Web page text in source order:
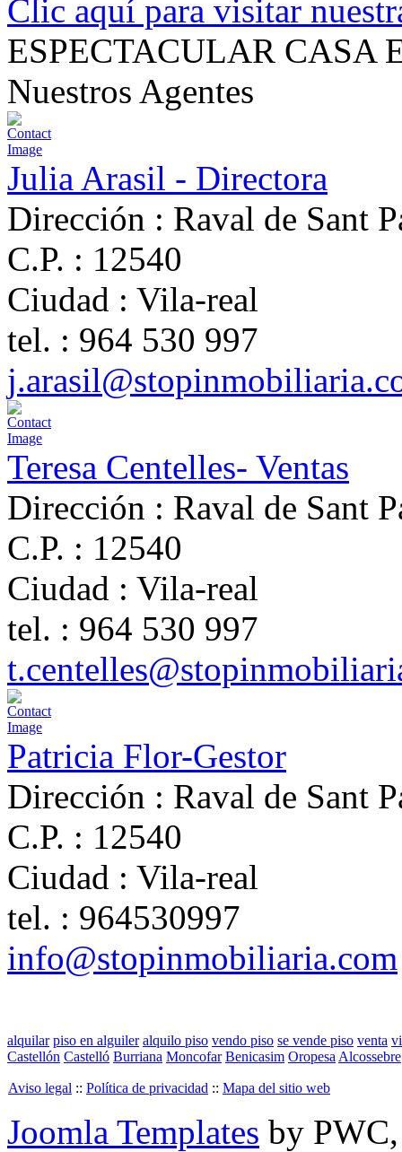
Clic aquí para visitar
ESPECTACULAR CASA
Nuestros Agentes
Julia Arasil - Directora
Dirección : Raval de Sant
C.P. : 12540
Ciudad : Vila-real
tel. : 964 530 997
Teresa Centelles- Ventas
Dirección : Raval de Sant
C.P. : 12540
Ciudad : Vila-real
tel. : 964 530 997
Patricia Flor-Gestor
Dirección : Raval de Sant
C.P. : 12540
Ciudad : Vila-real
tel. : 964530997
info@stopinmobiliaria.com
alquilar piso en alguiler alquilo piso vendo piso se vende piso venta
Castellón Castelló Burriana Moncofar Benicasim Oropesa Alcossebre
Aviso legal :: Política de privacidad :: Mapa del sitio web
Joomla Templates by